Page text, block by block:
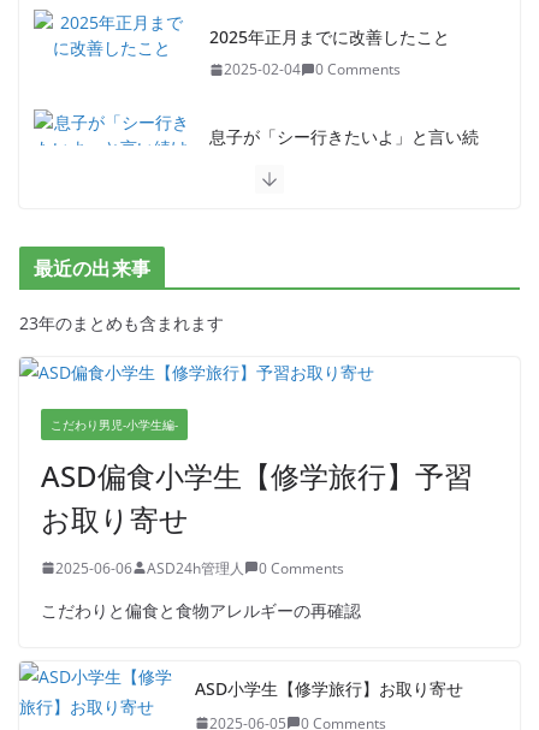
2025年正月までに改善したこと
2025-02-04 0 Comments
息子が「シー行きたいよ」と言い続
ンの海】2日目
ASD偏食小学生【修学旅行】予習お
最近の出来事
23年のまとめも含まれます
こだわり男児-小学生編-
ASD偏食小学生【修学旅行】予習
お取り寄せ
2025-06-06 ASD24h管理人 0 Comments
こだわりと偏食と食物アレルギーの再確認
ASD小学生【修学旅行】お取り寄せ
2025-06-05 0 Comments